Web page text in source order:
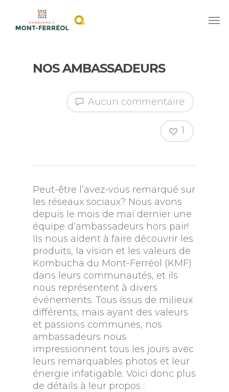
NOS AMBASSADEURS
Aucun commentaire
1
Peut-être l’avez-vous remarqué sur
les réseaux sociaux? Nous avons
depuis le mois de mai dernier une
équipe d’ambassadeurs hors pair!
Ils nous aident à faire découvrir les
produits, la vision et les valeurs de
Kombucha du Mont-Ferréol (KMF)
dans leurs communautés, et ils
nous représentent à divers
événements. Tous issus de milieux
différents, mais ayant des valeurs
et passions communes, nos
ambassadeurs nous
impressionnent tous les jours avec
leurs remarquables photos et leur
énergie infatigable. Voici donc plus
de détails à leur propos :